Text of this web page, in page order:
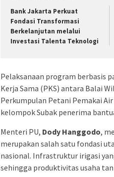
Bank Jakarta Perkuat
Fondasi Transformasi
Berkelanjutan melalui
Investasi Talenta Teknologi
​Pelaksanaan program berbasis
Kerja Sama (PKS) antara Balai
Perkumpulan Petani Pemakai
kelompok Subak penerima
​Menteri PU, Dody Hanggodo,
merupakan salah satu fondasi
nasional. Infrastruktur irigasi
sehingga produktivitas usaha